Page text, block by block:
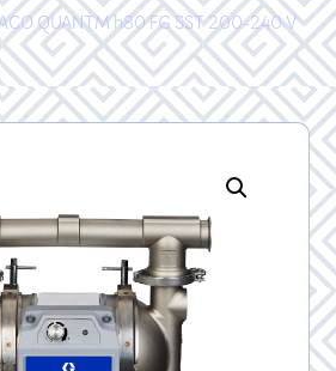
QUANTM h80 FG SST 200-240 V